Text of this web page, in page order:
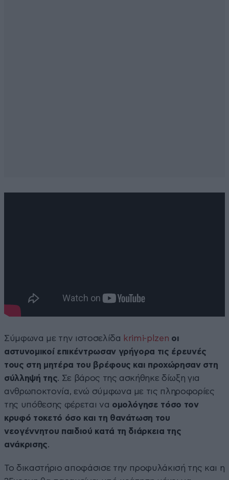
Σύμφωνα με την ιστοσελίδα krimi-plzen οι
αστυνομικοί επικέντρωσαν γρήγορα τις έρευνές
τους στη μητέρα του βρέφους και προχώρησαν στη
σύλληψή της. Σε βάρος της ασκήθηκε δίωξη για
ανθρωποκτονία, ενώ σύμφωνα με τις πληροφορίες
της υπόθεσης φέρεται να ομολόγησε τόσο τον
κρυφό τοκετό όσο και τη θανάτωση του
νεογέννητου παιδιού κατά τη διάρκεια της
ανάκρισης.
Το δικαστήριο αποφάσισε την προφυλάκισή της και η